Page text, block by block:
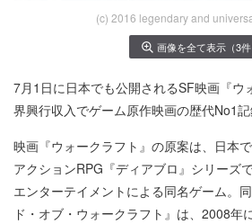
(c) 2016 legendary and
画像を全て表示（3件
7月1日に日本でも公開されるSF映画『ウ
界興行収入でゲーム原作映画の歴代No1記
映画『ウォークラフト』の原案は、日本
アクションRPG『ディアブロ』シリーズ
エンターテイメントによる同名ゲーム。
ド・オブ・ウォークラフト』は、2008年